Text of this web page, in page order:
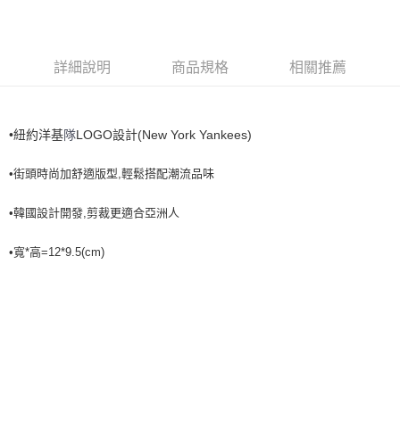
全家取貨<不支援離島取退>
7-11取貨付款<未取貨列黑名單/不支援離島取退>
每筆NT$60，滿NT$499(含以上)免運費
宅配滿699免運
詳細說明 商品規格 相關推薦
•紐約洋基隊LOGO設計(New York Yankees)
•街頭時尚加舒適版型,輕鬆搭配潮流品味
•韓國設計開發,剪裁更適合亞洲人
•寬*高=12*9.5(cm)